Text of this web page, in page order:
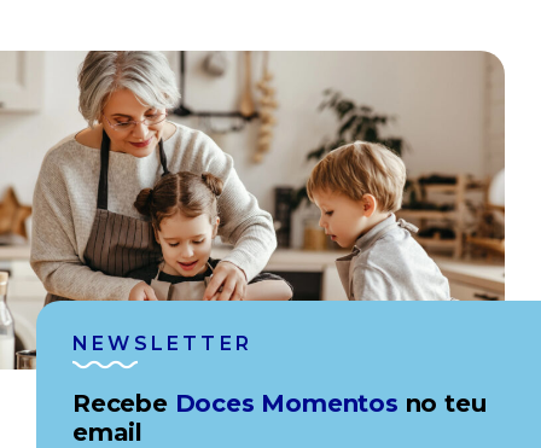
NEWSLETTER
Recebe Doces Momentos no teu
email